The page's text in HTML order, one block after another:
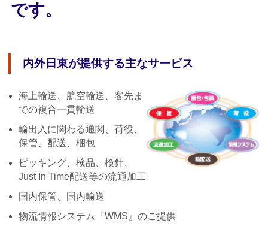
です。
内外日東が提供する主なサービス
海上輸送、航空輸送、客先ま
での複合一貫輸送
輸出入に関わる通関、荷役、
保管、配送、梱包
ピッキング、検品、検針、
Just In Time配送等の流通加工
国内保管、国内輸送
物流情報システム『WMS』のご提供